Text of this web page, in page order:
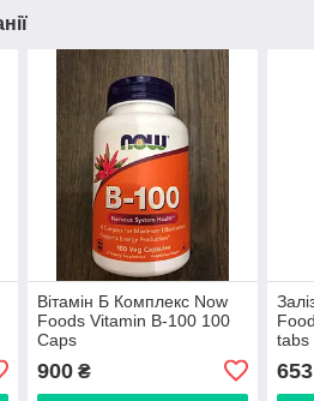
Вітамін Б Комплекс Now
Foods Vitamin B-100 100
Caps
900₴
tabs
653